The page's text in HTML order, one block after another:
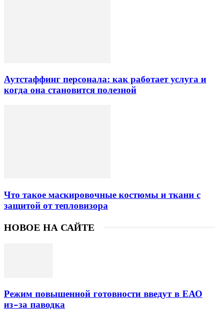
Аутстаффинг персонала: как работает услуга и
когда она становится полезной
Что такое маскировочные костюмы и ткани с
защитой от тепловизора
НОВОЕ НА САЙТЕ
Режим повышенной готовности введут в ЕАО
из-за паводка